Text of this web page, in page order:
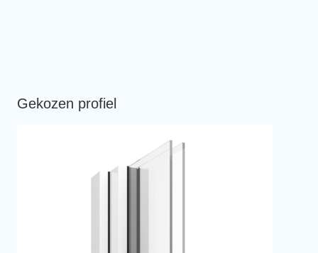
Gekozen profiel